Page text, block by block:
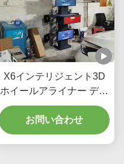
X6インテリジェント3D
ホイールアライナー デュ
アルスクリーン リアルタ
イムトラッキング 高精度
3Dイメージングによる完
お問い合わせ